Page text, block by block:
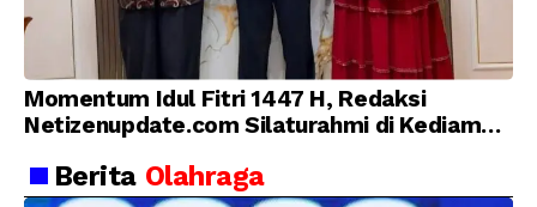
Momentum Idul Fitri 1447 H, Redaksi
Netizenupdate.com Silaturahmi di Kediaman
Berita Olahraga